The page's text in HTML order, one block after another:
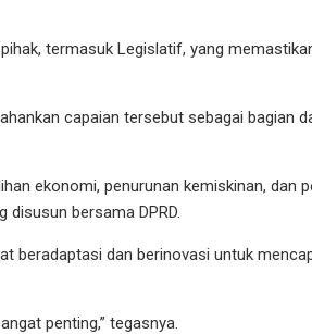
termasuk Legislatif, yang
capaian tersebut sebagai bagian
ekonomi, penurunan kemiskinan, dan
bersama DPRD.
beradaptasi dan berinovasi untuk
penting,” tegasnya.